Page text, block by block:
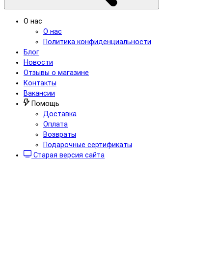
О нас
О нас
Политика конфиденциальности
Блог
Новости
Отзывы о магазине
Контакты
Вакансии
Помощь
Доставка
Оплата
Возвраты
Подарочные сертификаты
Старая версия сайта